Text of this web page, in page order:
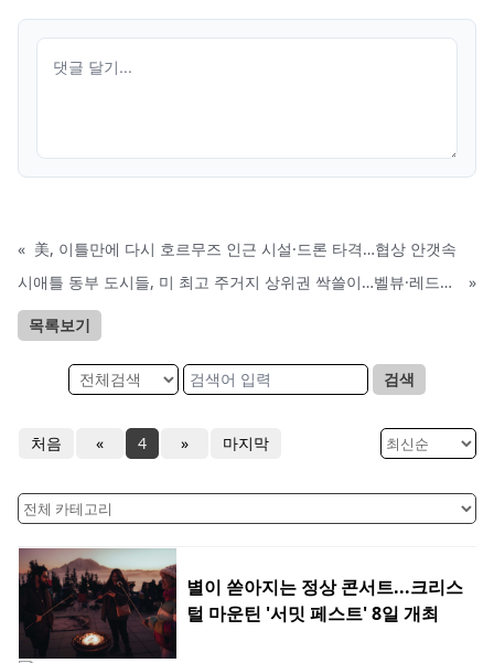
« 美, 이틀만에 다시 호르무즈 인근 시설·드론 타격…협상 안갯속
시애틀 동부 도시들, 미 최고 주거지 상위권 싹쓸이…벨뷰·레드먼드 포함
»
목록보기
검색
처음 « 4 » 마지막
별이 쏟아지는 정상 콘서트...크리스
털 마운틴 '서밋 페스트' 8일 개최